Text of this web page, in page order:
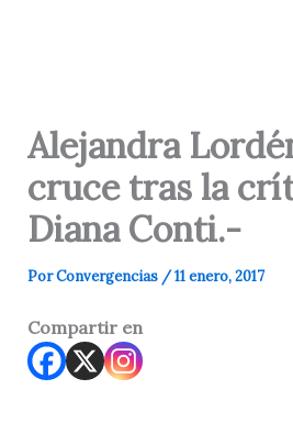
Alejandra
cruce tras la
Diana Conti.-
PorConvergencias /11 enero, 2017
Compartir en